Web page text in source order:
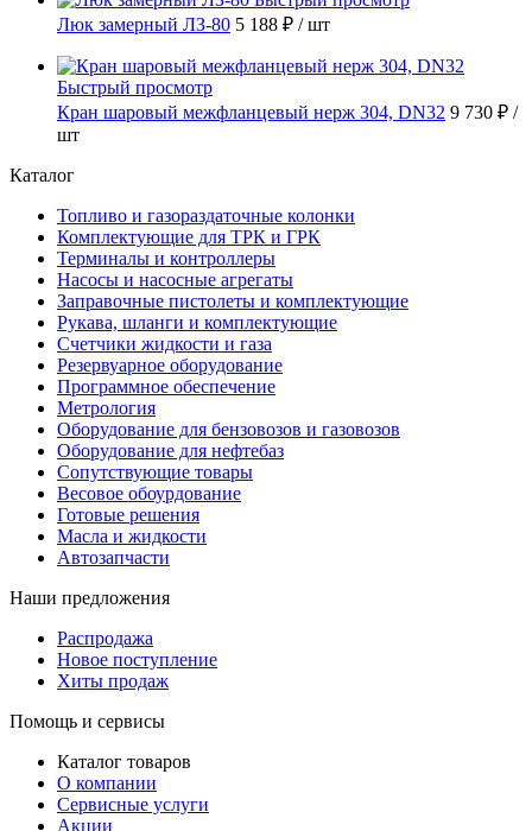
Люк замерный ЛЗ-80 5 188 ₽ / шт
Быстрый просмотр
Кран шаровый межфланцевый нерж 304, DN32 9 730 ₽ /
шт
Каталог
Топливо и газораздаточные колонки
Комплектующие для ТРК и ГРК
Терминалы и контроллеры
Насосы и насосные агрегаты
Заправочные пистолеты и комплектующие
Рукава, шланги и комплектующие
Счетчики жидкости и газа
Резервуарное оборудование
Программное обеспечение
Метрология
Оборудование для бензовозов и газовозов
Оборудование для нефтебаз
Сопутствующие товары
Весовое обоурдование
Готовые решения
Масла и жидкости
Автозапчасти
Наши предложения
Распродажа
Новое поступление
Хиты продаж
Помощь и сервисы
Каталог товаров
О компании
Сервисные услуги
Акции